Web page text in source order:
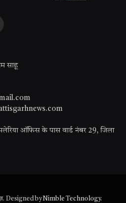
साहू
ऑफिस के पास वार्ड नंबर 29, जिला
Designed byNimble Technology.